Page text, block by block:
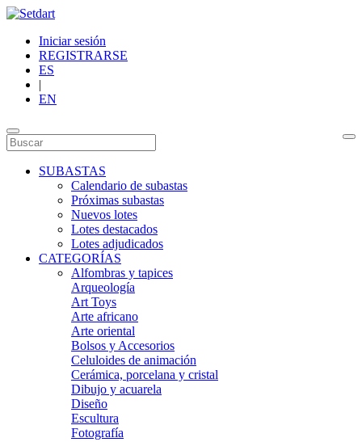
Iniciar sesión
REGISTRARSE
ES
|
EN
SUBASTAS
Calendario de subastas
Próximas subastas
Nuevos lotes
Lotes destacados
Lotes adjudicados
CATEGORÍAS
Alfombras y tapices
Arqueología
Art Toys
Arte africano
Arte oriental
Bolsos y Accesorios
Celuloides de animación
Cerámica, porcelana y cristal
Dibujo y acuarela
Diseño
Escultura
Fotografía